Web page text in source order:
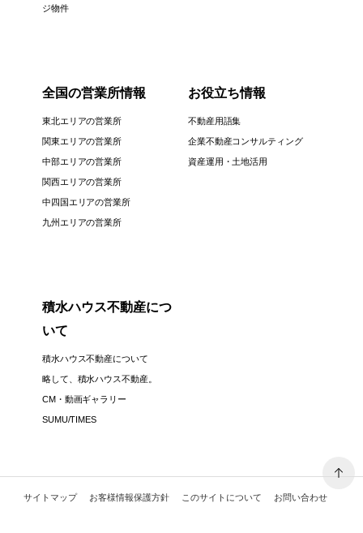
ジ物件
全国の営業所情報
東北エリアの営業所
関東エリアの営業所
中部エリアの営業所
関西エリアの営業所
中四国エリアの営業所
九州エリアの営業所
お役立ち情報
不動産用語集
企業不動産コンサルティング
資産運用・土地活用
積水ハウス不動産につ
いて
積水ハウス不動産について
略して、積水ハウス不動産。
CM・動画ギャラリー
SUMU/TIMES
サイトマップ お客様情報保護方針 このサイトについて お問い合わせ